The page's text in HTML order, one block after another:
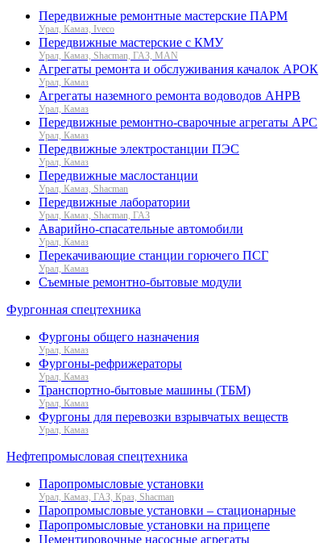
Передвижные ремонтные мастерские ПАРМ
Урал, Камаз, Iveco
Передвижные мастерские с КМУ
Урал, Камаз, Shacman, ГАЗ, MAN
Агрегаты ремонта и обслуживания качалок АРОК
Урал, Камаз
Агрегаты наземного ремонта водоводов АНРВ
Урал, Камаз
Передвижные ремонтно-сварочные агрегаты АРС
Урал, Камаз
Передвижные электростанции ПЭС
Урал, Камаз
Передвижные маслостанции
Урал, Камаз, Shacman
Передвижные лаборатории
Урал, Камаз, Shacman, ГАЗ
Аварийно-спасательные автомобили
Урал, Камаз
Перекачивающие станции горючего ПСГ
Урал, Камаз
Съемные ремонтно-бытовые модули
Фургонная спецтехника
Фургоны общего назначения
Урал, Камаз
Фургоны-рефрижераторы
Урал, Камаз
Транспортно-бытовые машины (ТБМ)
Урал, Камаз
Фургоны для перевозки взрывчатых веществ
Урал, Камаз
Нефтепромысловая спецтехника
Паропромысловые установки
Урал, Камаз, ГАЗ, Краз, Shacman
Паропромысловые установки – стационарные
Паропромысловые установки на прицепе
Цементировочные насосные агрегаты